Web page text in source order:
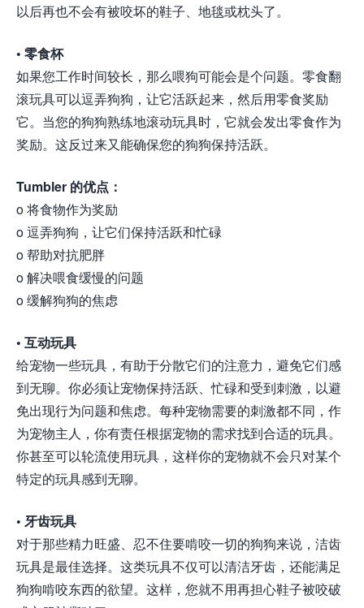
以后再也不会有被咬坏的鞋子、地毯或枕头了。
• 零食杯
如果您工作时间较长，那么喂狗可能会是个问题。零食翻
滚玩具可以逗弄狗狗，让它活跃起来，然后用零食奖励
它。当您的狗狗熟练地滚动玩具时，它就会发出零食作为
奖励。这反过来又能确保您的狗狗保持活跃。
Tumbler 的优点：
o 将食物作为奖励
o 逗弄狗狗，让它们保持活跃和忙碌
o 帮助对抗肥胖
o 解决喂食缓慢的问题
o 缓解狗狗的焦虑
• 互动玩具
给宠物一些玩具，有助于分散它们的注意力，避免它们感
到无聊。你必须让宠物保持活跃、忙碌和受到刺激，以避
免出现行为问题和焦虑。每种宠物需要的刺激都不同，作
为宠物主人，你有责任根据宠物的需求找到合适的玩具。
你甚至可以轮流使用玩具，这样你的宠物就不会只对某个
特定的玩具感到无聊。
• 牙齿玩具
对于那些精力旺盛、忍不住要啃咬一切的狗狗来说，洁齿
玩具是最佳选择。这类玩具不仅可以清洁牙齿，还能满足
狗狗啃咬东西的欲望。这样，您就不用再担心鞋子被咬破